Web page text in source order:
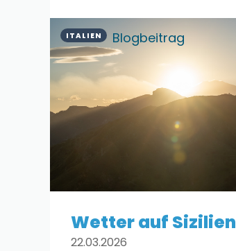
ITALIEN Blogbeitrag
Wetter auf Sizilien
22.03.2026